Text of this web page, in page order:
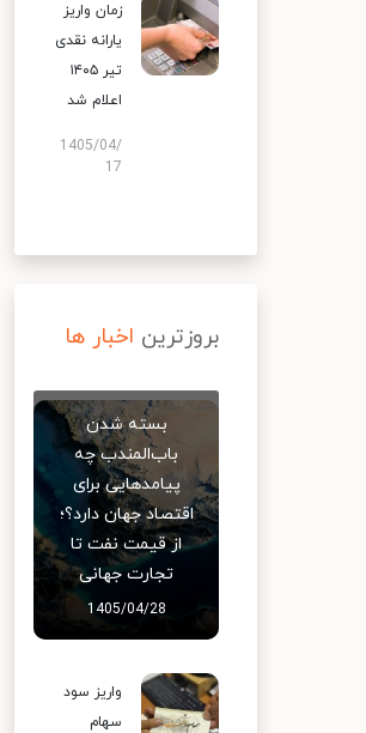
زمان واریز
یارانه نقدی
تیر ۱۴۰۵
اعلام شد
1405/04/
17
بروزترین اخبار ها
بسته شدن
باب‌المندب چه
پیامدهایی برای
اقتصاد جهان دارد؟؛
از قیمت نفت تا
تجارت جهانی
1405/04/28
واریز سود
سهام